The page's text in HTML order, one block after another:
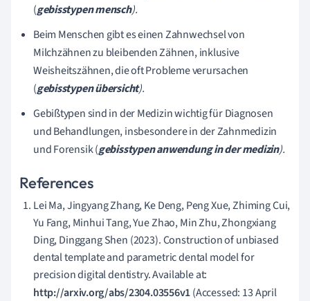
(gebisstypen mensch).
Beim Menschen gibt es einen Zahnwechsel von
Milchzähnen zu bleibenden Zähnen, inklusive
Weisheitszähnen, die oft Probleme verursachen
(gebisstypen übersicht).
Gebißtypen sind in der Medizin wichtig für Diagnosen
und Behandlungen, insbesondere in der Zahnmedizin
und Forensik (gebisstypen anwendung in der medizin).
References
Lei Ma, Jingyang Zhang, Ke Deng, Peng Xue, Zhiming Cui,
Yu Fang, Minhui Tang, Yue Zhao, Min Zhu, Zhongxiang
Ding, Dinggang Shen (2023). Construction of unbiased
dental template and parametric dental model for
precision digital dentistry. Available at:
http://arxiv.org/abs/2304.03556v1(Accessed: 13 April